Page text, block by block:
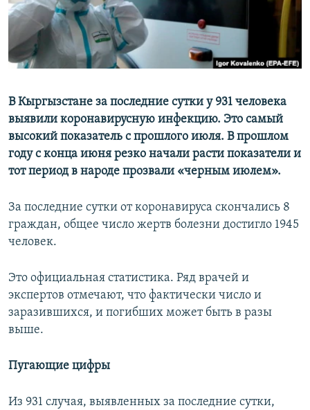
В Кыргызстане за последние сутки у 931 человека
выявили коронавирусную инфекцию. Это самый
высокий показатель с прошлого июля. В прошлом
году с конца июня резко начали расти показатели и
тот период в народе прозвали «черным июлем».
За последние сутки от коронавируса скончались 8
граждан, общее число жертв болезни достигло 1945
человек.
Это официальная статистика. Ряд врачей и
экспертов отмечают, что фактически число и
заразившихся, и погибших может быть в разы
выше.
Пугающие цифры
Из 931 случая, выявленных за последние сутки,